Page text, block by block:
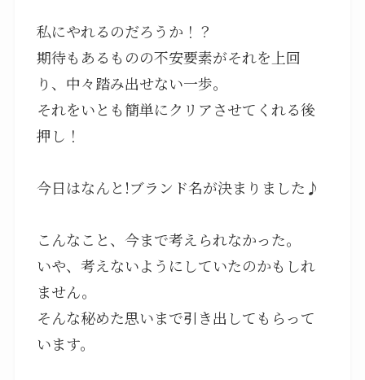
私にやれるのだろうか！？
期待もあるものの不安要素がそれを上回
り、中々踏み出せない一歩。
それをいとも簡単にクリアさせてくれる後
押し！
今日はなんと!ブランド名が決まりました♪
こんなこと、今まで考えられなかった。
いや、考えないようにしていたのかもしれ
ません。
そんな秘めた思いまで引き出してもらって
います。